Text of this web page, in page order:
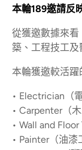
本輪189邀請反
從獲邀數據來
築、工程技工及
本輪獲邀較活躍
• Electrician（電
• Carpenter（木
• Wall and Floor
• Painter（油漆